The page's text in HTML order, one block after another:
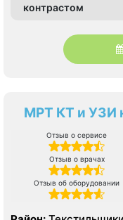
контрастом
МРТ КТ и УЗИ
Отзыв о сервисе
Отзыв о врачах
Отзыв об оборудовании